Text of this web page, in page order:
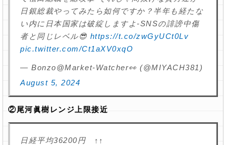
日銀総裁やってみたら如何ですか？半年も経たな
い内に日本国家は破綻しますよ-SNSの誹謗中傷
者と同じレベル😎 https://t.co/zwGyUCt0Lv
pic.twitter.com/Ct1aXV0xqO
— Bonzo@Market‐Watcher👀 (@MIYACH381)
August 5, 2024
②尾河眞樹レンジ上限接近
日経平均36200円 ↑↑